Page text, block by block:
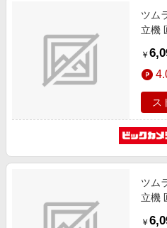
ツム
立機
￥
ス
ツム
立機
￥